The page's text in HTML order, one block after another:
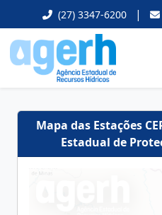
(27) 3347-6200 |
Mapa das Estações
Estadual de